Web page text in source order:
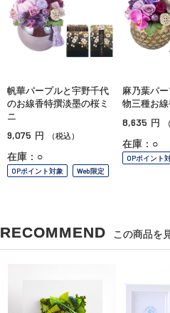
帆華パープルと宇野千代
のお線香特撰淡墨の桜ミ
ニ
9,075 円 （税込）
在庫：○
OPポイント対象 Web限定
麻乃葉パ
物三種お線
8,635 円
在庫：○
OPポイント
RECOMMEND この商品を